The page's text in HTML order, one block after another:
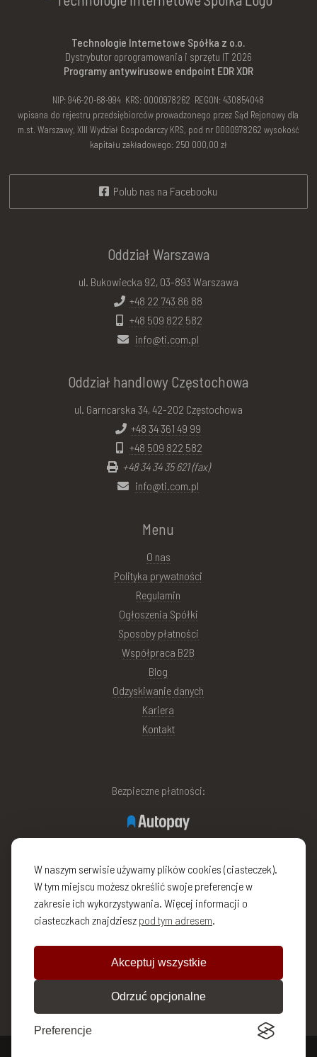
W naszym serwisie używamy plików cookies (ciasteczek).
W tym miejscu możesz określić swoje preferencje w
zakresie ich wykorzystywania. Więcej informacji o
ciasteczkach znajdziesz pod tym adresem.
Akceptuj wszystkie
Odrzuć opcjonalne
Preferencje
Technologie Internetowe Spółka z o.o.
Dystrybutor oprogramowania i sprzętu IT 2026
Programy antywirusowe endpoint EDR XDR
NIP: 946-20-68-994 KRS: 0000978262 REGON: 430854048
wpisana do rejestru przedsiębiorców prowadzonego przez Sąd Rejonowy dla
m.st. Warszawy, XIII Wydział Gospodarczy KRS, pod nr 0000978262 wysokość
kapitału zakładowego: 250 000,00 zł
Polub nas na Facebooku
Oddział Warszawa
ul. Bukowiecka 92, 03-893 Warszawa
+48 22 743 86 88
+48 509 822 582
info@ti.com.pl
Oddział handlowy Częstochowa
ul. Garncarska 34, 42-202 Częstochowa
+48 34 361 49 99
+48 509 822 582
+48 34 34 35 621 (fax)
info@ti.com.pl
Menu
O nas
Polityka prywatności
Regulamin
Ogłoszenia Spółki
Sposoby płatności
Współpraca B2B
Blog
Odzyskiwanie danych
Kariera
Kontakt
Bezpieczne płatności: